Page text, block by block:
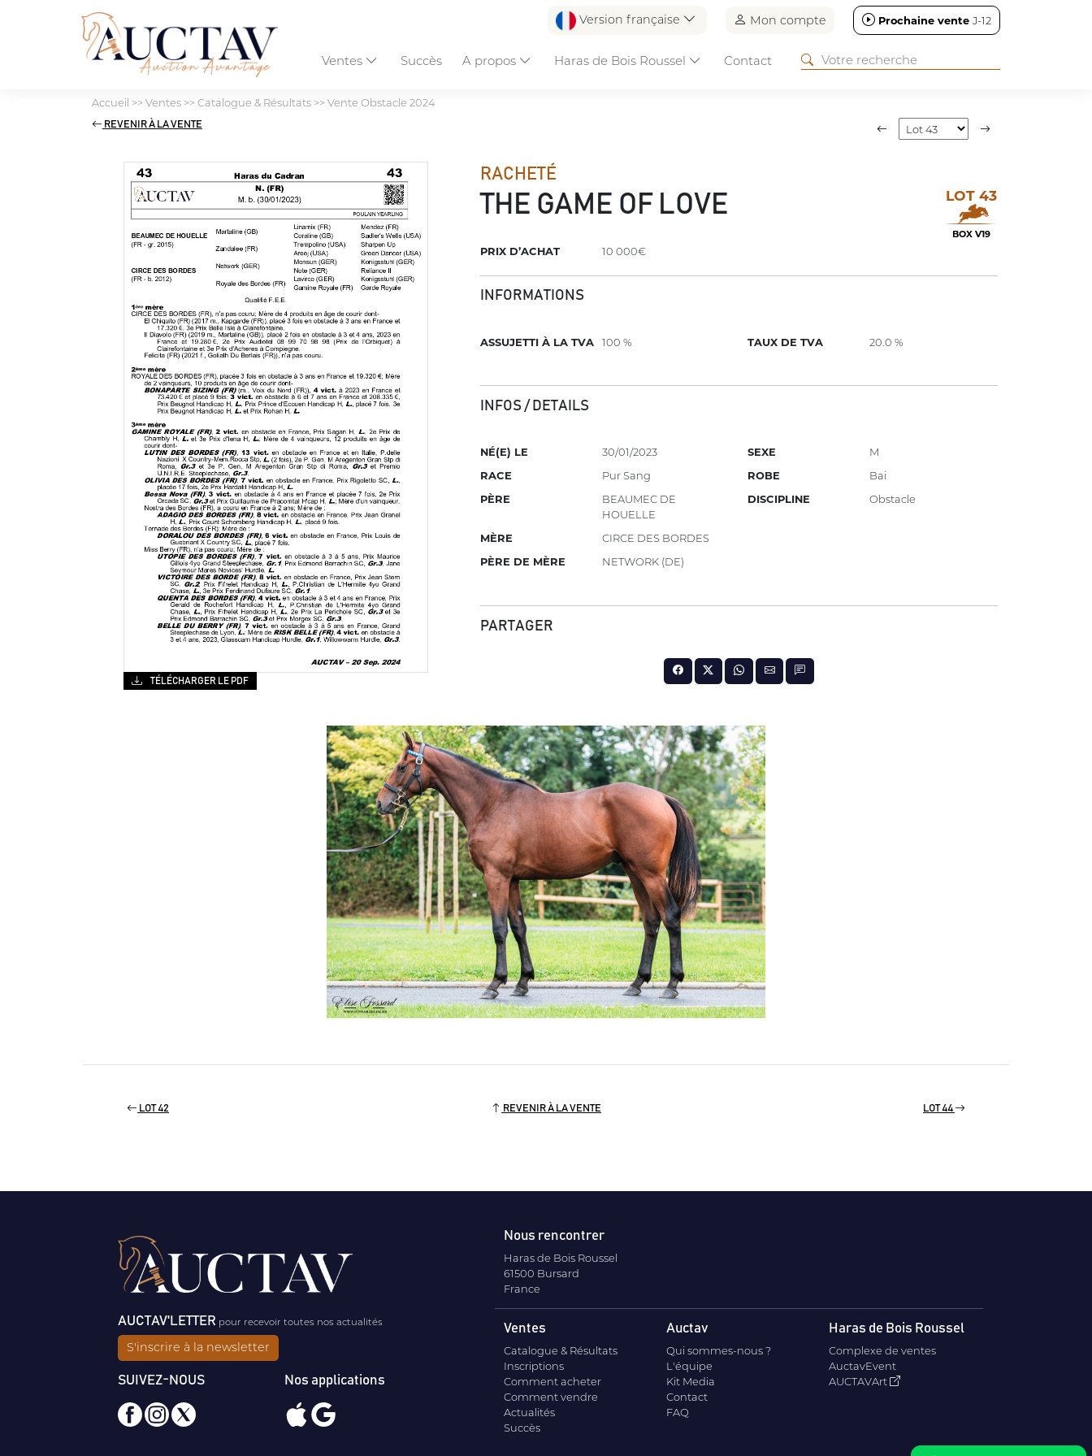
Version française Mon compte Prochaine vente J-12
Ventes Succès A propos Haras de Bois Roussel Contact
Accueil >>Ventes>>Catalogue & Résultats>>Vente Obstacle 2024
REVENIR À LA VENTE
RACHETÉ
THE GAME OF LOVE LOT 43
BOX V19
PRIX D’ACHAT 10 000€
INFORMATIONS
ASSUJETTI À LA TVA 100 % TAUX DE TVA 20.0 %
INFOS / DETAILS
NÉ(E) LE
30/01/2023
RACE
Pur Sang
PÈRE
BEAUMEC DE
HOUELLE
MÈRE
CIRCE DES BORDES
PÈRE DE MÈRE
NETWORK (DE)
SEXE
M
ROBE
Bai
DISCIPLINE
Obstacle
PARTAGER
TÉLÉCHARGER LE PDF
LOT 42 REVENIR À LA VENTE LOT 44
AUCTAV'LETTER pour recevoir toutes nos actualités
S'inscrire à la newsletter
SUIVEZ-NOUS Nos applications
Nous rencontrer
Haras de Bois Roussel
61500 Bursard
France
Ventes
Catalogue & Résultats
Inscriptions
Comment acheter
Comment vendre
Actualités
Succès
Auctav
Qui sommes-nous ?
L'équipe
Kit Media
Contact
FAQ
Haras de Bois Roussel
Complexe de ventes
AuctavEvent
AUCTAVArt